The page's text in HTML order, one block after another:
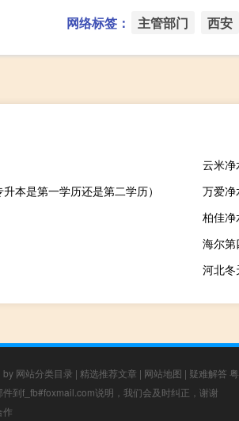
网络标签： 主管部门 西安
云米净
本是第一学历还是第二学历）
万爱净
柏佳净
海尔第
河北冬
by 网站分类目录 | 精选推荐文章 | 网站地图 | 疑难解答
到f_fb#foxmail.com说明，我们会及时纠正，谢谢
作